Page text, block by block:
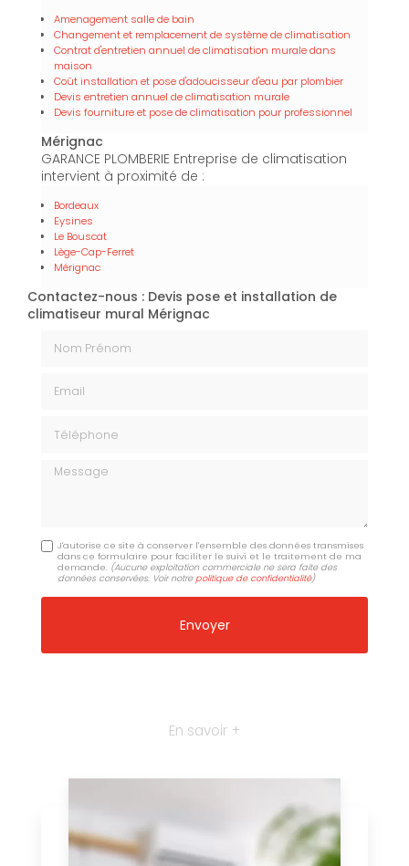
Amenagement salle de bain
Changement et remplacement de système de climatisation
Contrat d'entretien annuel de climatisation murale dans
maison
Coût installation et pose d'adoucisseur d'eau par plombier
Devis entretien annuel de climatisation murale
Devis fourniture et pose de climatisation pour professionnel
Mérignac
GARANCE PLOMBERIE Entreprise de climatisation
intervient à proximité de :
Bordeaux
Eysines
Le Bouscat
Lège-Cap-Ferret
Mérignac
Contactez-nous : Devis pose et installation de
climatiseur mural Mérignac
Message
J'autorise ce site à conserver l'ensemble des données transmises
dans ce formulaire pour faciliter le suivi et le traitement de ma
demande. (Aucune exploitation commerciale ne sera faite des
données conservées. Voir notrepolitique de confidentialité)
En savoir +